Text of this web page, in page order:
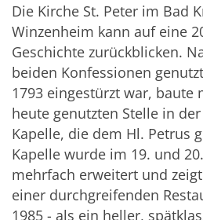
Die Kirche St. Peter im Bad
Winzenheim kann auf eine
Geschichte zurückblicken.
beiden Konfessionen
1793 eingestürzt war, baute
heute genutzten Stelle in
Kapelle, die dem Hl. Petrus
Kapelle wurde im 19. und
mehrfach erweitert und
einer durchgreifenden
1985 - als ein heller,